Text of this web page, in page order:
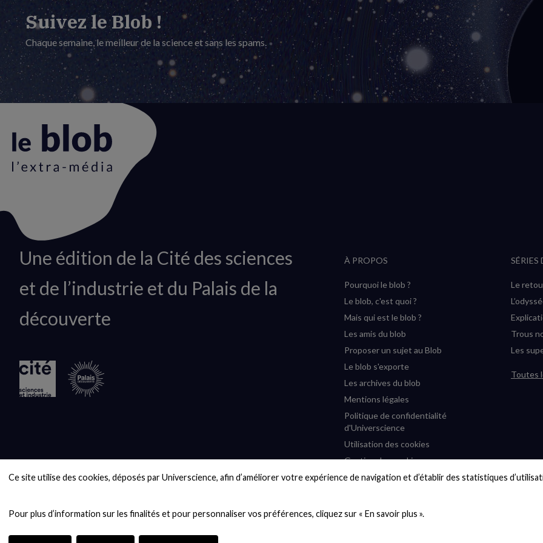
Ce site utilise des cookies, déposés par Universcience, afin d’améliorer votre expérience de navigation et d’établir des statistiques
Suivez le Blob !
Chaque semaine, le meilleur de la science et sans les spams.
Animation
logo
Une édition de la Cité des sciences
et de l’industrie et du Palais de la
découverte
À PROPOS
Pourquoi le blob ?
Le blob, c'est quoi ?
Mais qui est le blob ?
Les amis du blob
Proposer un sujet au Blob
Le blob s'exporte
Les archives du blob
Mentions légales
Politique de confidentialité
d'Universcience
Utilisation des cookies
Gestion des cookies
Accessibilité : partiellement
SÉRIES
Le
Trous
Les
Toutes